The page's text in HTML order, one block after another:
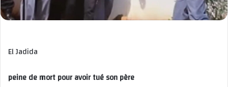
El Jadida
peine de mort pour avoir tué son père